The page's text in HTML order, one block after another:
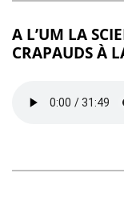
A L’UM LA
CRAPAUDS À